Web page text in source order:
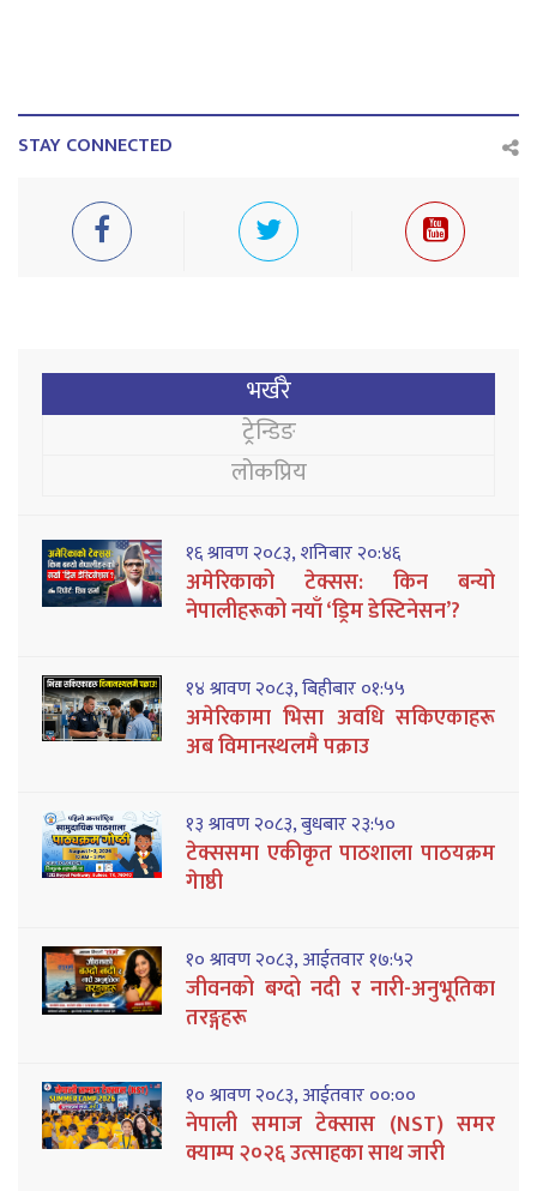
STAY CONNECTED
भर्खरै
ट्रेन्डिङ
लोकप्रिय
१६ श्रावण २०८३, शनिबार २०:४६
अमेरिकाको टेक्सस: किन बन्यो
नेपालीहरूको नयाँ ‘ड्रिम डेस्टिनेसन’?
१४ श्रावण २०८३, बिहीबार ०१:५५
अमेरिकामा भिसा अवधि सकिएकाहरू
अब विमानस्थलमै पक्राउ
१३ श्रावण २०८३, बुधबार २३:५०
टेक्ससमा एकीकृत पाठशाला पाठयक्रम
गेाष्ठी
१० श्रावण २०८३, आईतवार १७:५२
जीवनको बग्दो नदी र नारी-अनुभूतिका
तरङ्गहरू
१० श्रावण २०८३, आईतवार ००:००
नेपाली समाज टेक्सास (NST) समर
क्याम्प २०२६ उत्साहका साथ जारी